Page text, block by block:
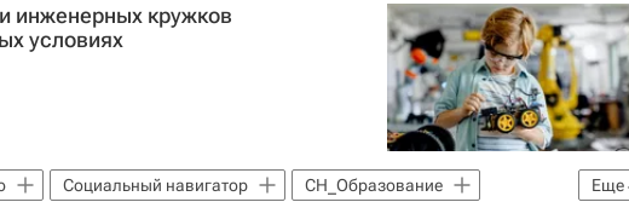
инженерных кружков
условиях
Еще
Социальный навигатор
СН_Образование